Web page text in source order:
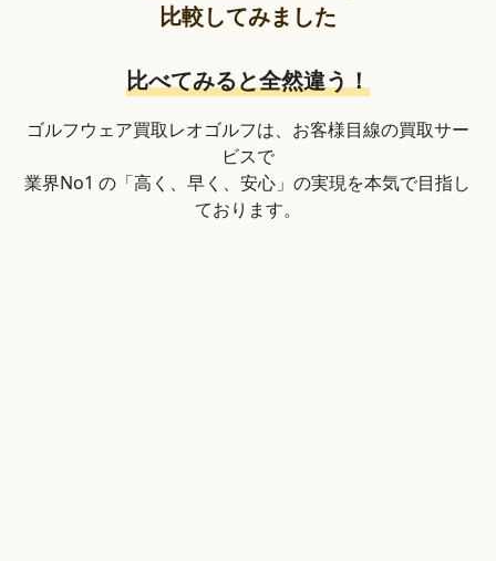
比較してみました
比べてみると全然違う！
ゴルフウェア買取レオゴルフは、お客様目線の買取サー
ビスで
業界No1 の「高く、早く、安心」の実現を本気で目指し
ております。